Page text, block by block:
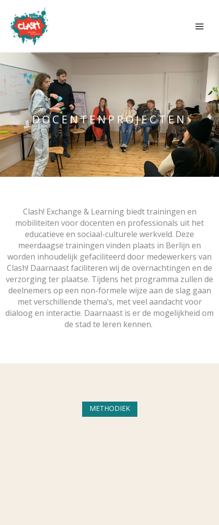
inhoud
DOCENTENPROJECTEN
Clash! Exchange & Learning biedt trainingen en
mobiliteiten voor docenten en professionals uit het
educatieve en sociaal-culturele werkveld. Deze
meerdaagse trainingen vinden plaats in Berlijn en
worden inhoudelijk gefaciliteerd door medewerkers van
Clash! Daarnaast faciliteren wij de overnachtingen en de
verzorging ter plaatse. Tijdens het programma zullen de
deelnemers op een non-formele wijze aan de slag gaan
met verschillende thema’s, met veel aandacht voor
dialoog en interactie. Daarnaast is er de mogelijkheid om
de stad te leren kennen.
METHODIEK